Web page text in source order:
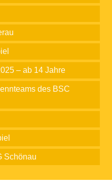
– ab 14 Jahre
des BSC
Schönau